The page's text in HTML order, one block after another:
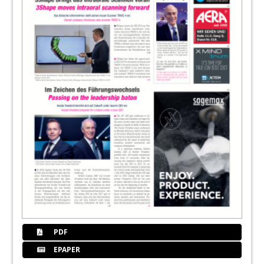
PreXion Corporation
Tokuyama Dental Deutschland GmbH
NSK Europe GmbH
HD Medical Solutions GmbH
van der Ven – Dental GmbH & Co. KG /
Dreve Dentamid GmbH / Carestream
Dental
563M Oral Care
PDF
EPAPER